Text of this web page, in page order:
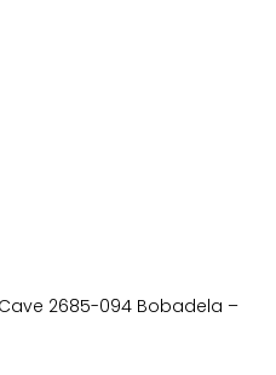
2685-094 Bobadela –